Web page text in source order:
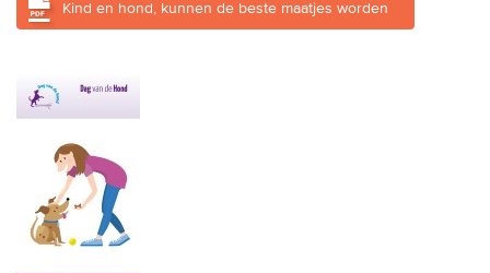
Kind en hond, kunnen de beste maatjes worden